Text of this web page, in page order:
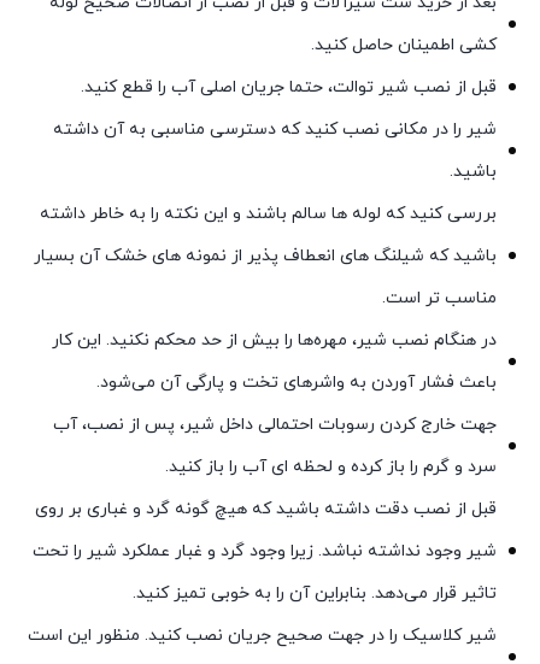
کشی اطمینان حاصل کنید.
قبل از نصب شیر توالت، حتما جریان اصلی آب را قطع کنید.
شیر را در مکانی نصب کنید که دسترسی مناسبی به آن داشته
باشید.
بررسی کنید که لوله ها سالم باشند و این نکته را به خاطر داشته
باشید که شیلنگ های انعطاف پذیر از نمونه های خشک آن بسیار
مناسب تر است.
در هنگام نصب شیر، مهره‌ها را بیش از حد محکم نکنید. این کار
باعث فشار آوردن به واشرهای تخت و پارگی آن می‌شود.
جهت خارج کردن رسوبات احتمالی داخل شیر، پس از نصب، آب
سرد و گرم را باز کرده و لحظه ای آب را باز کنید.
قبل از نصب دقت داشته باشید که هیچ گونه گرد و غباری بر روی
شیر وجود نداشته نباشد. زیرا وجود گرد و غبار عملکرد شیر را تحت
تاثیر قرار می‌دهد. بنابراین آن را به خوبی تمیز کنید.
شیر کلاسیک را در جهت صحیح جریان نصب کنید. منظور این است